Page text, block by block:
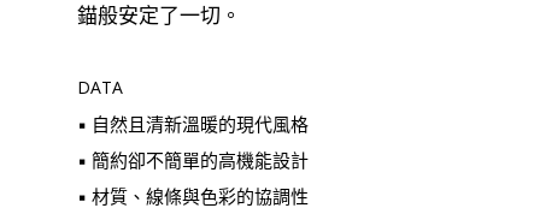
錨般安定了一切。
DATA
▪︎ 自然且清新溫暖的現代風格
▪︎ 簡約卻不簡單的高機能設計
▪︎ 材質、線條與色彩的協調性